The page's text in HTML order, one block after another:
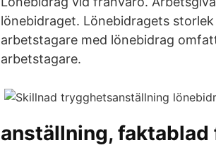
lönebidraget. Lönebidragets
arbetstagare med lönebidrag
arbetstagare.
anställning,